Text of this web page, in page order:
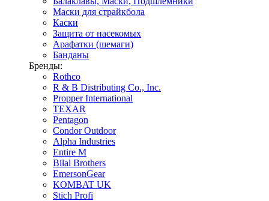
Маски для страйкбола
Каски
Защита от насекомых
Арафатки (шемаги)
Банданы
Бренды:
Rothco
R & B Distributing Co., Inc.
Propper International
TEXAR
Pentagon
Condor Outdoor
Alpha Industries
Entire M
Bilal Brothers
EmersonGear
KOMBAT UK
Stich Profi